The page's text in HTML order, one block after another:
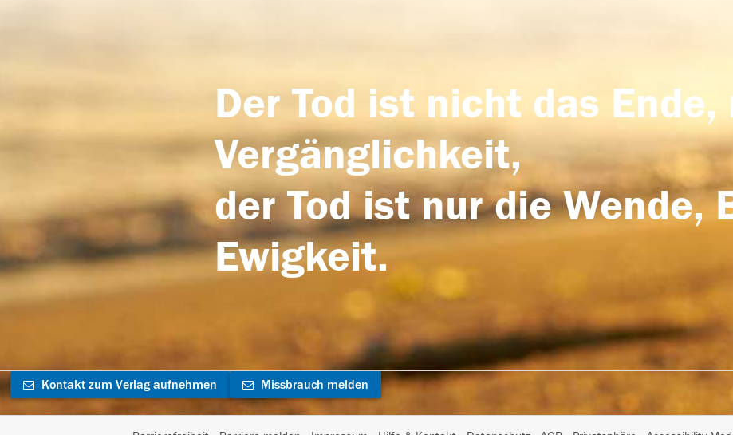
Der Tod ist nicht das
Vergänglichkeit,
der Tod ist nur die Wende,
Ewigkeit.
Kontakt zum Verlag aufnehmen Missbrauch melden